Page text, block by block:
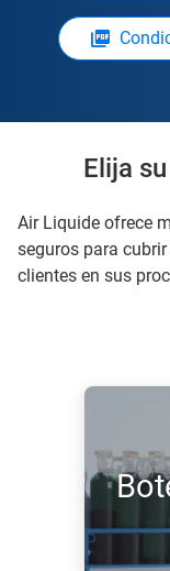
Elija
Air Liquide ofrece
seguros para
clientes en sus